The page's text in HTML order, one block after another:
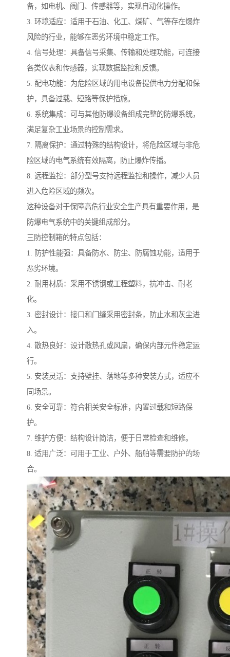
备，如电机、阀门、传感器等，实现自动化操作。
3. 环境适应：适用于石油、化工、煤矿、气等存在爆炸
风险的行业，能够在恶劣环境中稳定工作。
4. 信号处理：具备信号采集、传输和处理功能，可连接
各类仪表和传感器，实现数据监控和反馈。
5. 配电功能：为危险区域的用电设备提供电力分配和保
护，具备过载、短路等保护措施。
6. 系统集成：可与其他防爆设备组成完整的防爆系统，
满足复杂工业场景的控制需求。
7. 隔离保护：通过特殊的结构设计，将危险区域与非危
险区域的电气系统有效隔离，防止爆炸传播。
8. 远程监控：部分型号支持远程监控和操作，减少人员
进入危险区域的频次。
这种设备对于保障高危行业安全生产具有重要作用，是
防爆电气系统中的关键组成部分。
三防控制箱的特点包括：
1. 防护性能强：具备防水、防尘、防腐蚀功能，适用于
恶劣环境。
2. 耐用材质：采用不锈钢或工程塑料，抗冲击、耐老
化。
3. 密封设计：接口和门缝采用密封条，防止水和灰尘进
入。
4. 散热良好：设计散热孔或风扇，确保内部元件稳定运
行。
5. 安装灵活：支持壁挂、落地等多种安装方式，适应不
同场景。
6. 安全可靠：符合相关安全标准，内置过载和短路保
护。
7. 维护方便：结构设计简洁，便于日常检查和维修。
8. 适用广泛：可用于工业、户外、船舶等需要防护的场
合。